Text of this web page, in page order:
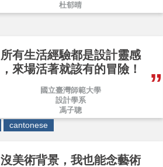
杜郁晴
所有生活經驗都是設計靈感
，來場活著就該有的冒險！
國立臺灣師範大學
設計學系
馮子聰
cantonese
沒美術背景，我也能念藝術